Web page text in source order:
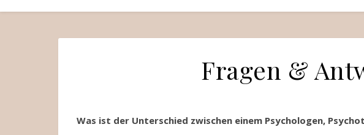
Fragen &
Was ist der Unterschied zwischen einem Psychologen,